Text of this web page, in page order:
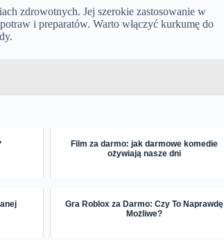
zdrowotnych. Jej szerokie zastosowanie w
i preparatów. Warto włączyć kurkumę do
Film za darmo: jak darmowe komedie
ożywiają nasze dni
Gra Roblox za Darmo: Czy To Naprawdę
Możliwe?